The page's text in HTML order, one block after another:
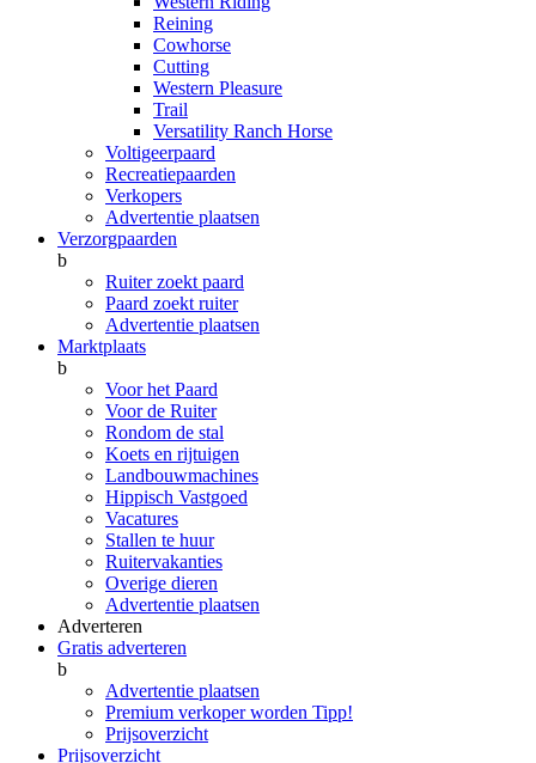
Reining
Cowhorse
Cutting
Western Pleasure
Trail
Versatility Ranch Horse
Voltigeerpaard
Recreatiepaarden
Verkopers
Advertentie plaatsen
Verzorgpaarden
b
Ruiter zoekt paard
Paard zoekt ruiter
Advertentie plaatsen
Marktplaats
b
Voor het Paard
Voor de Ruiter
Rondom de stal
Koets en rijtuigen
Landbouwmachines
Hippisch Vastgoed
Vacatures
Stallen te huur
Ruitervakanties
Overige dieren
Advertentie plaatsen
Adverteren
Gratis adverteren
b
Advertentie plaatsen
Premium verkoper worden Tipp!
Prijsoverzicht
Prijsoverzicht